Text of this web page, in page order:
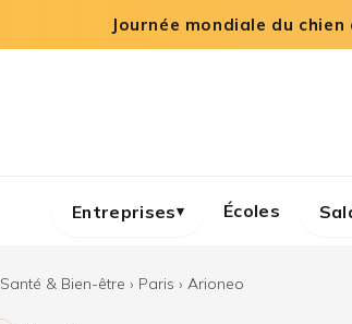
Journée mondiale du
Entreprises▾ Écoles
Santé & Bien-être › Paris › Arioneo